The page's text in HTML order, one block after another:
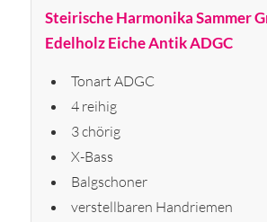
Steirische Harmonika Sammer
Edelholz Eiche Antik ADGC
Tonart ADGC
4 reihig
3 chörig
X-Bass
Balgschoner
verstellbaren Handriemen